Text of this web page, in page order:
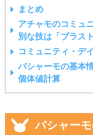
まとめ
アチャモのコミュ
別な技は「ブラス
コミュニティ・デ
バシャーモの基本
個体値計算
バシャー